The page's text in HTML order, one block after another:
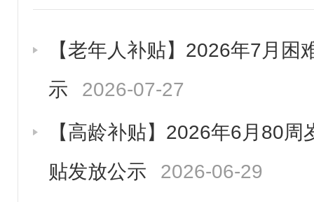
【老年人补贴】2026年7月困
示
2026-07-27
【高龄补贴】2026年6月80
贴发放公示
2026-06-29